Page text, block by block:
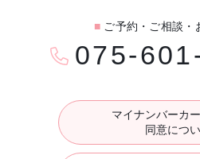
■ ご予約・ご相談・
075-
マイナンバーカ
同意につ